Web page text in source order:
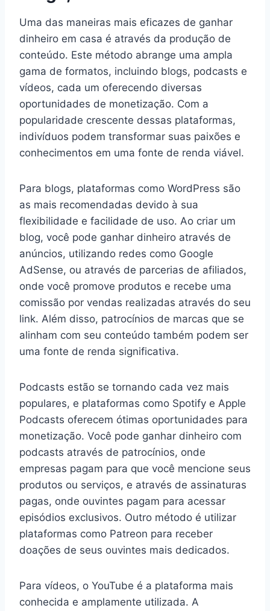
Uma das maneiras mais eficazes de ganhar
dinheiro em casa é através da produção de
conteúdo. Este método abrange uma ampla
gama de formatos, incluindo blogs, podcasts e
vídeos, cada um oferecendo diversas
oportunidades de monetização. Com a
popularidade crescente dessas plataformas,
indivíduos podem transformar suas paixões e
conhecimentos em uma fonte de renda viável.
Para blogs, plataformas como WordPress são
as mais recomendadas devido à sua
flexibilidade e facilidade de uso. Ao criar um
blog, você pode ganhar dinheiro através de
anúncios, utilizando redes como Google
AdSense, ou através de parcerias de afiliados,
onde você promove produtos e recebe uma
comissão por vendas realizadas através do seu
link. Além disso, patrocínios de marcas que se
alinham com seu conteúdo também podem ser
uma fonte de renda significativa.
Podcasts estão se tornando cada vez mais
populares, e plataformas como Spotify e Apple
Podcasts oferecem ótimas oportunidades para
monetização. Você pode ganhar dinheiro com
podcasts através de patrocínios, onde
empresas pagam para que você mencione seus
produtos ou serviços, e através de assinaturas
pagas, onde ouvintes pagam para acessar
episódios exclusivos. Outro método é utilizar
plataformas como Patreon para receber
doações de seus ouvintes mais dedicados.
Para vídeos, o YouTube é a plataforma mais
conhecida e amplamente utilizada. A